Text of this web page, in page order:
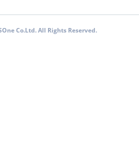
Co.Ltd. All Rights Reserved.